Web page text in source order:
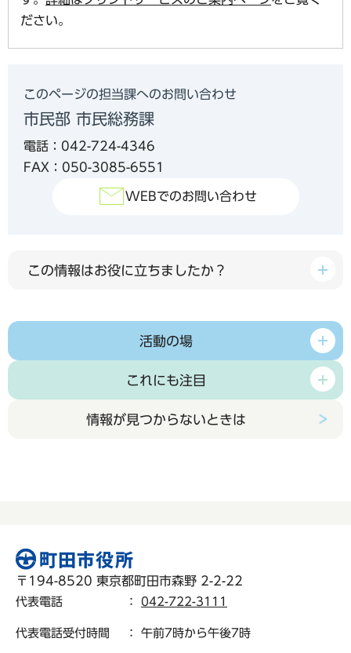
ださい。
このページの担当課へのお問い合わせ
市民部 市民総務課
電話：042-724-4346
FAX：050-3085-6551
WEBでのお問い合わせ
この情報はお役に立ちましたか？
活動の場
これにも注目
情報が見つからないときは
〒194-8520 東京都町田市森野 2-2-22
代表電話 ： 042-722-3111
代表電話受付時間 ： 午前7時から午後7時